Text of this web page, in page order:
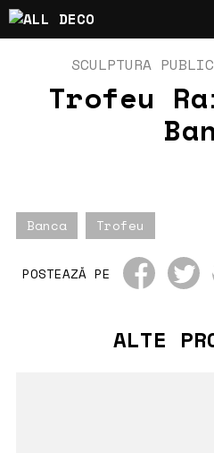
SCULPTURA
Trofeu
Banca Trofeu
POSTEAZĂ PE
ALTE